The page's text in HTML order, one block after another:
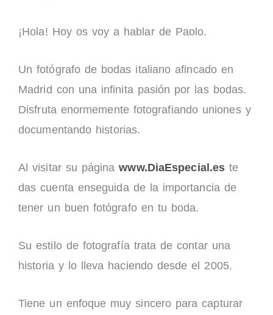
¡Hola! Hoy os voy a hablar de Paolo.
Un fotógrafo de bodas italiano afincado en
Madrid con una infinita pasión por las bodas.
Disfruta enormemente fotografiando uniones y
documentando historias.
Al visitar su páginawww.DiaEspecial.es te
das cuenta enseguida de la importancia de
tener un buen fotógrafo en tu boda.
Su estilo de fotografía trata de contar una
historia y lo lleva haciendo desde el 2005.
Tiene un enfoque muy sincero para capturar